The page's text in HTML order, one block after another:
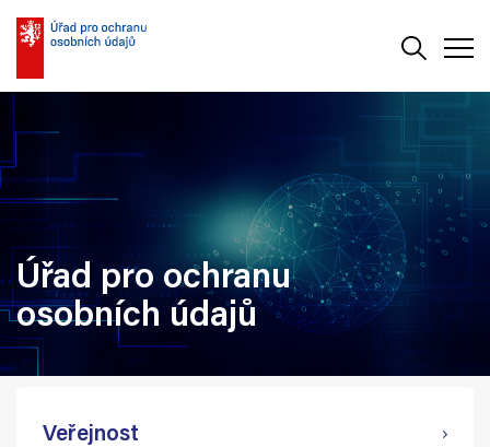
Úřad pro ochranu
osobních údajů
Veřejnost